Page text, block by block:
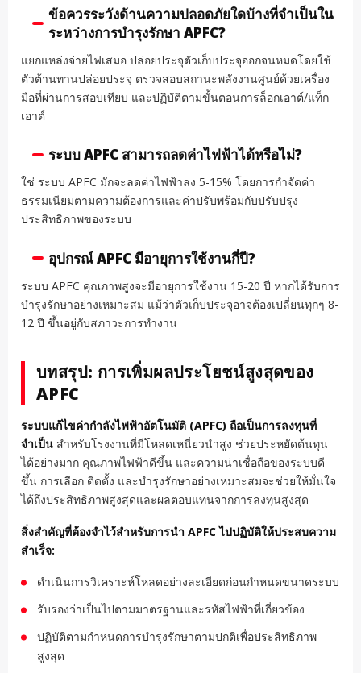
ข้อควรระวังด้านความปลอดภัยใดบ้างที่จำเป็นใน
ระหว่างการบำรุงรักษา APFC?
แยกแหล่งจ่ายไฟเสมอ ปล่อยประจุตัวเก็บประจุออกจนหมดโดยใช้
ตัวต้านทานปล่อยประจุ ตรวจสอบสถานะพลังงานศูนย์ด้วยเครื่อง
มือที่ผ่านการสอบเทียบ และปฏิบัติตามขั้นตอนการล็อกเอาต์/แท็ก
เอาต์
ระบบ APFC สามารถลดค่าไฟฟ้าได้หรือไม่?
ใช่ ระบบ APFC มักจะลดค่าไฟฟ้าลง 5-15% โดยการกำจัดค่า
ธรรมเนียมตามความต้องการและค่าปรับพร้อมกับปรับปรุง
ประสิทธิภาพของระบบ
อุปกรณ์ APFC มีอายุการใช้งานกี่ปี?
ระบบ APFC คุณภาพสูงจะมีอายุการใช้งาน 15-20 ปี หากได้รับการ
บำรุงรักษาอย่างเหมาะสม แม้ว่าตัวเก็บประจุอาจต้องเปลี่ยนทุกๆ 8-
12 ปี ขึ้นอยู่กับสภาวะการทำงาน
บทสรุป: การเพิ่มผลประโยชน์สูงสุดของ
APFC
ระบบแก้ไขค่ากำลังไฟฟ้าอัตโนมัติ (APFC) ถือเป็นการลงทุนที่
จำเป็น สำหรับโรงงานที่มีโหลดเหนี่ยวนำสูง ช่วยประหยัดต้นทุน
ได้อย่างมาก คุณภาพไฟฟ้าดีขึ้น และความน่าเชื่อถือของระบบดี
ขึ้น การเลือก ติดตั้ง และบำรุงรักษาอย่างเหมาะสมจะช่วยให้มั่นใจ
ได้ถึงประสิทธิภาพสูงสุดและผลตอบแทนจากการลงทุนสูงสุด
สิ่งสำคัญที่ต้องจำไว้สำหรับการนำ APFC ไปปฏิบัติให้ประสบความ
สำเร็จ:
ดำเนินการวิเคราะห์โหลดอย่างละเอียดก่อนกำหนดขนาดระบบ
รับรองว่าเป็นไปตามมาตรฐานและรหัสไฟฟ้าที่เกี่ยวข้อง
ปฏิบัติตามกำหนดการบำรุงรักษาตามปกติเพื่อประสิทธิภาพ
สูงสุด